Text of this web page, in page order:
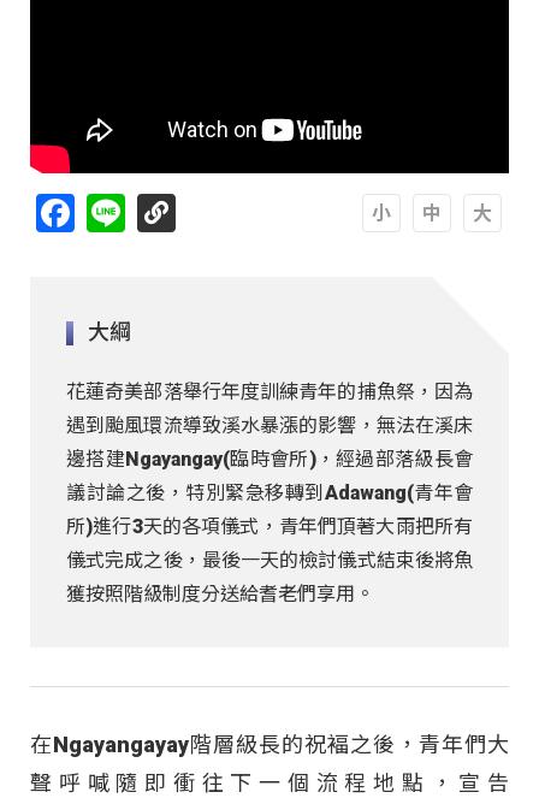
Facebook
Line
大綱
花蓮奇美部落舉行年度訓練青年的捕魚祭，因為
遇到颱風環流導致溪水暴漲的影響，無法在溪床
邊搭建Ngayangay(臨時會所)，經過部落級長會
議討論之後，特別緊急移轉到Adawang(青年會
所)進行3天的各項儀式，青年們頂著大雨把所有
儀式完成之後，最後一天的檢討儀式結束後將魚
獲按照階級制度分送給耆老們享用。
在Ngayangayay階層級長的祝褔之後，青年們大
聲呼喊隨即衝往下一個流程地點，宣告